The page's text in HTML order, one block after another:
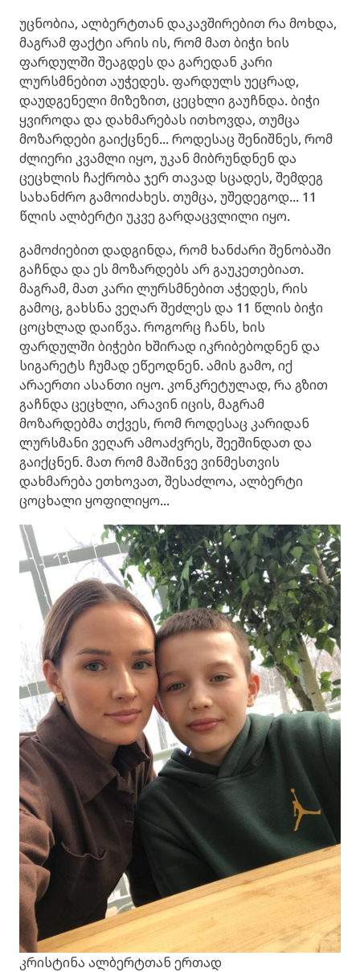
უცნობია, ალბერტთან დაკავშირებით რა მოხდა,
მაგრამ ფაქტი არის ის, რომ მათ ბიჭი ხის
ფარდულში შეაგდეს და გარედან კარი
ლურსმნებით აუჭედეს. ფარდულს უეცრად,
დაუდგენელი მიზეზით, ცეცხლი გაუჩნდა. ბიჭი
ყვიროდა და დახმარებას ითხოვდა, თუმცა
მოზარდები გაიქცნენ... როდესაც შენიშნეს, რომ
ძლიერი კვამლი იყო, უკან მიბრუნდნენ და
ცეცხლის ჩაქრობა ჯერ თავად სცადეს, შემდეგ
სახანძრო გამოიძახეს. თუმცა, უშედეგოდ... 11
წლის ალბერტი უკვე გარდაცვლილი იყო.
გამოძიებით დადგინდა, რომ ხანძარი შენობაში
გაჩნდა და ეს მოზარდებს არ გაუკეთებიათ.
მაგრამ, მათ კარი ლურსმნებით აჭედეს, რის
გამოც, გახსნა ვეღარ შეძლეს და 11 წლის ბიჭი
ცოცხლად დაიწვა. როგორც ჩანს, ხის
ფარდულში ბიჭები ხშირად იკრიბებოდნენ და
სიგარეტს ჩუმად ეწეოდნენ. ამის გამო, იქ
არაერთი ასანთი იყო. კონკრეტულად, რა გზით
გაჩნდა ცეცხლი, არავინ იცის, მაგრამ
მოზარდებმა თქვეს, რომ როდესაც კარიდან
ლურსმანი ვეღარ ამოაძვრეს, შეეშინდათ და
გაიქცნენ. მათ რომ მაშინვე ვინმესთვის
დახმარება ეთხოვათ, შესაძლოა, ალბერტი
ცოცხალი ყოფილიყო...
კრისტინა ალბერტთან ერთად